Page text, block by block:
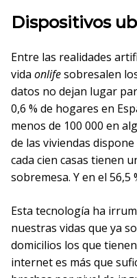
Dispositivos
Entre las realidades
vida onlifesobresalen
datos no dejan lugar
0,6 % de hogares en
menos de 100 000 en
de las viviendas
cada cien casas tienen
sobremesa. Y en el 56,5
Esta tecnología ha
nuestras vidas que ya
domicilios los que
internet es más que